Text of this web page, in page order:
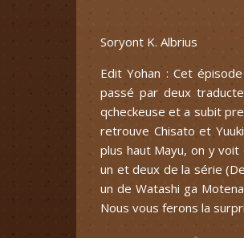
Soryont K. Albrius
Edit Yohan : Cet
passé par deux
qcheckeuse et a subit
retrouve Chisato et
plus haut Mayu, on y
un et deux de la série
un de Watashi ga
Nous vous ferons la